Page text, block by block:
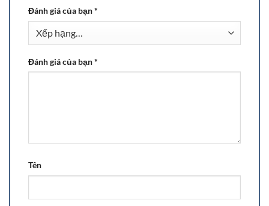
Đánh giá của bạn*
Đánh giá của bạn*
Tên